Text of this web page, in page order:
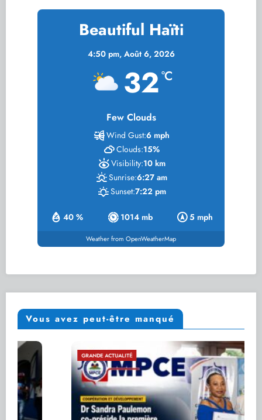
Beautiful Haïti
4:50 pm, Août 6, 2026
32°C
Few Clouds
40 % 1014 mb 5 mph
Wind Gust:6 mph
Clouds:15%
Visibility:10 km
Sunrise:6:27 am
Sunset:7:22 pm
Weather from OpenWeatherMap
Vous avez peut-être manqué
GRANDE ACTUALITÉ